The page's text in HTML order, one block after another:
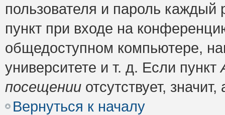
пользователя и пароль
пункт при входе на
общедоступном компьютере,
университете и т. д. Если пункт
посещении отсутствует,
Вернуться к началу